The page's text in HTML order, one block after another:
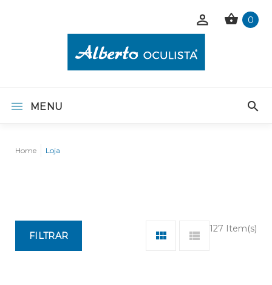
0
MENU
Home Loja
127 Item(s)
FILTRAR